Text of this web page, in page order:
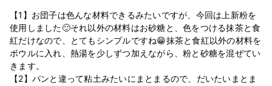
【1】お団子は色んな材料できるみたいですが、今回は上新粉を
使用しました🙂それ以外の材料はお砂糖と、色をつける抹茶と食
紅だけなので、とてもシンプルですね😁抹茶と食紅以外の材料を
ボウルに入れ、熱湯を少しずつ加えながら、粉と砂糖を混ぜてい
きます。
【2】パンと違って粘土みたいにまとまるので、だいたいまとま